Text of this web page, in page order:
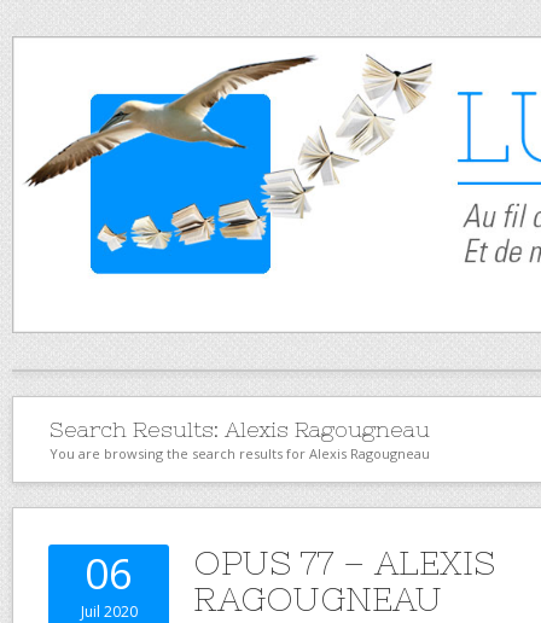
Search Results: Alexis Ragougneau
You are browsing the search results for Alexis Ragougneau
06
Juil 2020
OPUS 77 – ALEXIS
RAGOUGNEAU